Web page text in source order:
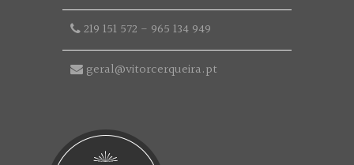
219 151 572 - 965 134 949
geral@vitorcerqueira.pt